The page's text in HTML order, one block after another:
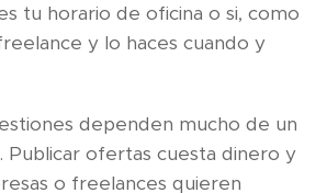
tu horario de oficina o si, como
y lo haces cuando y
dependen mucho de un
Publicar ofertas cuesta dinero y
o freelances quieren